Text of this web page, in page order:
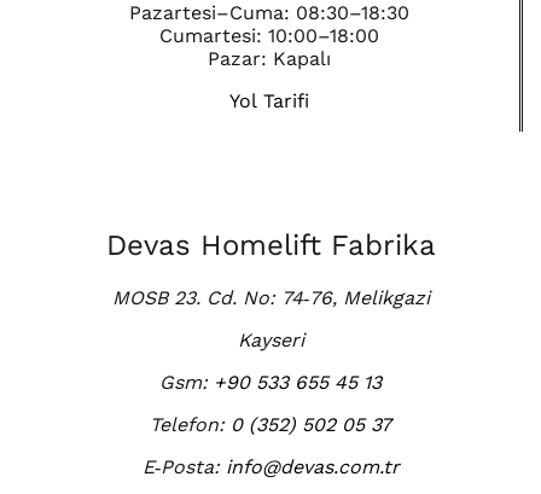
Pazartesi–Cuma: 08:30–18:30
Cumartesi: 10:00–18:00
Pazar: Kapalı
Yol Tarifi
Devas Homelift Fabrika
MOSB 23. Cd. No: 74‑76, Melikgazi
Kayseri
Gsm: +90 533 655 45 13
Telefon: 0 (352) 502 05 37
E‑Posta: info@devas.com.tr